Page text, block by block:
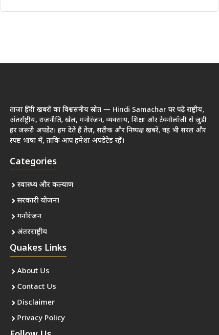
ताज़ा हिंदी खबरों का विश्वसनीय स्रोत — Hindi Samachar पर पढ़ें राष्ट्रीय,
अंतर्राष्ट्रीय, राजनीति, खेल, मनोरंजन, व्यवसाय, शिक्षा और टेक्नोलॉजी से जुड़ी
हर जरूरी अपडेट। हम देते हैं तेज़, सटीक और निष्पक्ष खबरें, वह भी सरल और
स्पष्ट भाषा में, ताकि आप हमेशा अपडेटेड रहें।
Categories
स्वास्थ्य और कल्याण
सरकारी योजना
मनोरंजन
अंतरराष्ट्रीय
Quakes Links
About Us
Contact Us
Disclaimer
Privacy Policy